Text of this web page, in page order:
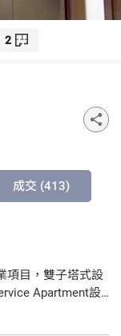
2
成交 (413)
項目，雙子塔式設
Apartment設
台約18,000平方呎
位均設有獨立洗手